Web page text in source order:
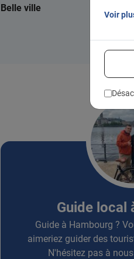
Voir
Belle ville
Guide local
Guide à Hambourg ?
aimeriez guider des
N'hésitez pas à